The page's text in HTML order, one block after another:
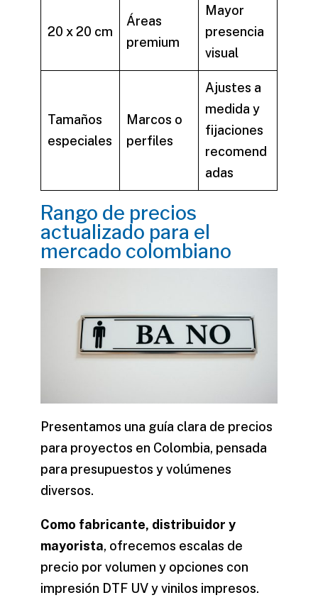
20 x 20 cm
Áreas
premium
Mayor
presencia
visual
Tamaños
especiales
Marcos o
perfiles
Ajustes a
medida y
fijaciones
recomend
adas
Rango de precios
actualizado para el
mercado colombiano
Presentamos una guía clara de precios
para proyectos en Colombia, pensada
para presupuestos y volúmenes
diversos.
Como fabricante, distribuidor y
mayorista, ofrecemos escalas de
precio por volumen y opciones con
impresión DTF UVy vinilos impresos.